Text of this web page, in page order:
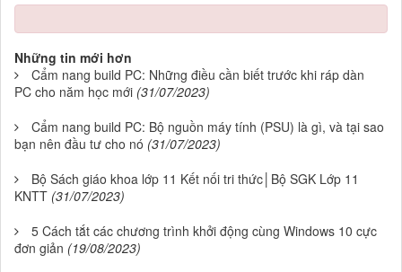
Những tin mới hơn
Cẩm nang build PC: Những điều cần biết trước khi ráp dàn
PC cho năm học mới (31/07/2023)
Cẩm nang build PC: Bộ nguồn máy tính (PSU) là gì, và tại sao
bạn nên đầu tư cho nó (31/07/2023)
Bộ Sách giáo khoa lớp 11 Kết nối tri thức│Bộ SGK Lớp 11
KNTT (31/07/2023)
5 Cách tắt các chương trình khởi động cùng Windows 10 cực
đơn giản (19/08/2023)